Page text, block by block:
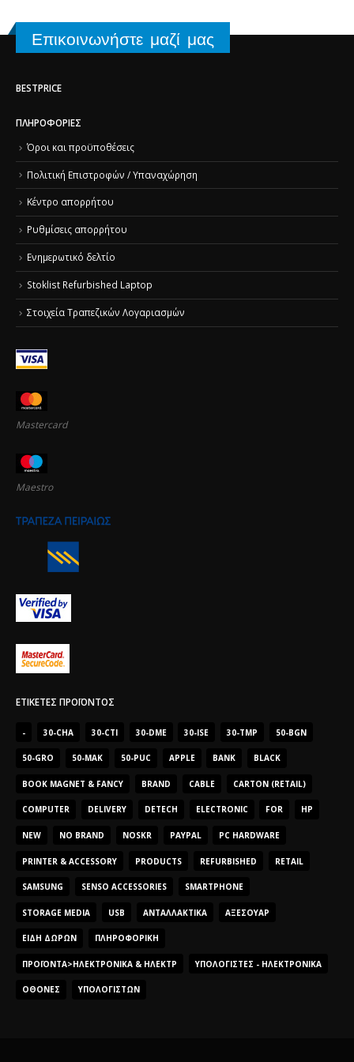
Επικοινωνήστε μαζί μας
BESTPRICE
ΠΛΗΡΟΦΟΡΊΕΣ
Όροι και προϋποθέσεις
Πολιτική Επιστροφών / Υπαναχώρηση
Κέντρο απορρήτου
Ρυθμίσεις απορρήτου
Ενημερωτικό δελτίο
Stoklist Refurbished Laptop
Στοιχεία Τραπεζικών Λογαριασμών
Mastercard
Maestro
ΕΤΙΚΈΤΕΣ ΠΡΟΪΌΝΤΟΣ
- 30-CHA 30-CTI 30-DME 30-ISE 30-TMP 50-BGN
50-GRO 50-MAK 50-PUC APPLE BANK BLACK
BOOK MAGNET & FANCY BRAND CABLE CARTON (RETAIL)
COMPUTER DELIVERY DETECH ELECTRONIC FOR HP
NEW NO BRAND NOSKR PAYPAL PC HARDWARE
PRINTER & ACCESSORY PRODUCTS REFURBISHED RETAIL
SAMSUNG SENSO ACCESSORIES SMARTPHONE
STORAGE MEDIA USB ΑΝΤΑΛΛΑΚΤΙΚΆ ΑΞΕΣΟΥΆΡ
ΕΊΔΗ ΔΏΡΩΝ ΠΛΗΡΟΦΟΡΙΚΉ
ΠΡΟΪΌΝΤΑ>ΗΛΕΚΤΡΟΝΙΚΆ & ΗΛΕΚΤΡ ΥΠΟΛΟΓΙΣΤΈΣ - ΗΛΕΚΤΡΟΝΙΚΆ
ΟΘΌΝΕΣ ΥΠΟΛΟΓΙΣΤΏΝ